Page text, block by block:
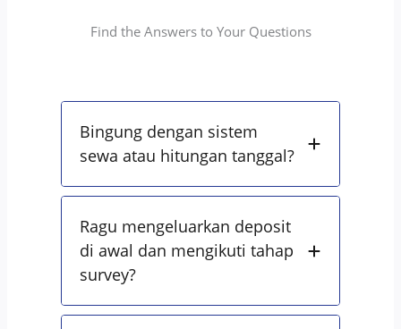
Find the Answers to Your Questions
Bingung dengan sistem
sewa atau hitungan tanggal?
Ragu mengeluarkan deposit
di awal dan mengikuti tahap
survey?